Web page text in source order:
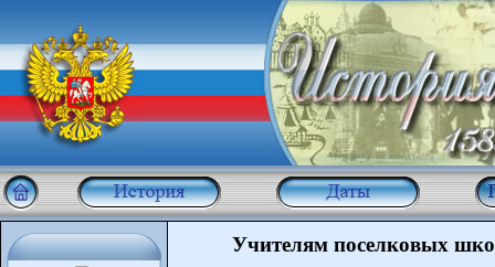
Учителям поселковых